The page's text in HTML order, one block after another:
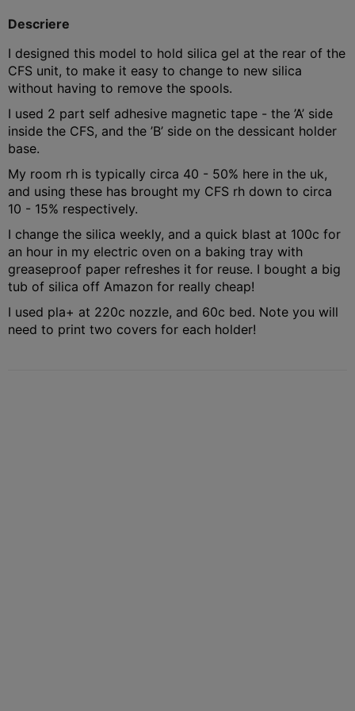
Descriere
I designed this model to hold silica gel at the rear of the
CFS unit, to make it easy to change to new silica
without having to remove the spools.
I used 2 part self adhesive magnetic tape - the ’A’ side
inside the CFS, and the ’B’ side on the dessicant holder
base.
My room rh is typically circa 40 - 50% here in the uk,
and using these has brought my CFS rh down to circa
10 - 15% respectively.
I change the silica weekly, and a quick blast at 100c for
an hour in my electric oven on a baking tray with
greaseproof paper refreshes it for reuse. I bought a big
tub of silica off Amazon for really cheap!
I used pla+ at 220c nozzle, and 60c bed. Note you will
need to print two covers for each holder!